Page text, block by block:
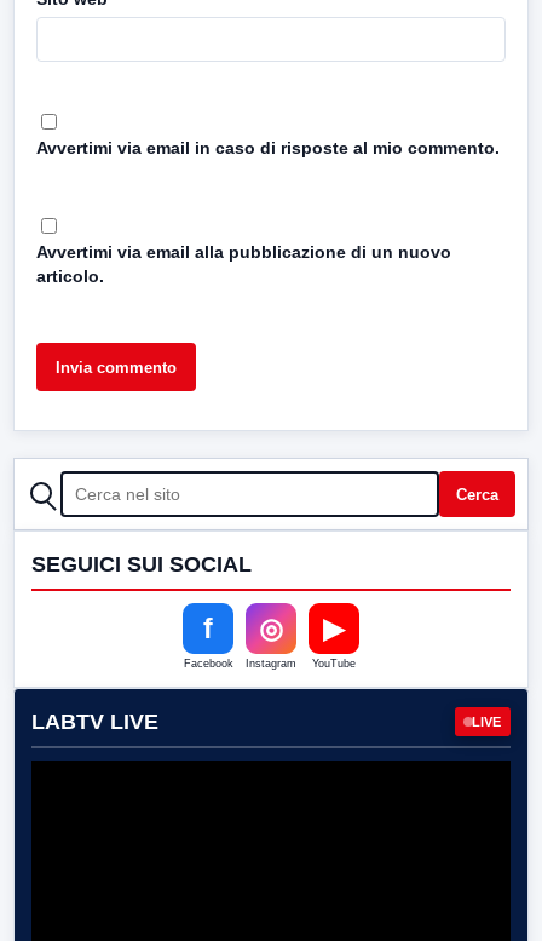
Avvertimi via email in caso di risposte al mio commento.
Avvertimi via email alla pubblicazione di un nuovo
articolo.
CERCA Cerca
SEGUICI SUI SOCIAL
f
Facebook
◎
Instagram
▶
YouTube
LABTV LIVE LIVE